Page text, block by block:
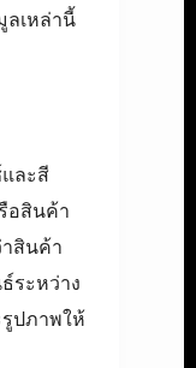
ลเหล่านี้
ละสี
อสินค้า
าสินค้า
ระหว่าง
รูปภาพให้